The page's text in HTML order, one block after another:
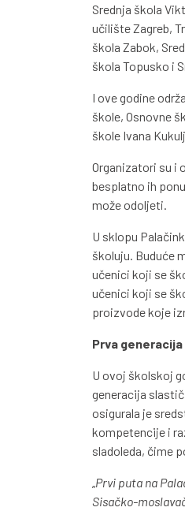
Srednja škola
učilište Zagreb,
škola Zabok,
škola Topusko i
I ove godine
škole, Osnovne
škole Ivana
Organizatori su i
besplatno ih
može odoljeti.
U sklopu
školuju. Buduće
učenici koji se
učenici koji se
proizvode koje
Prva
U ovoj školskoj
generacija
osigurala je
kompetencije i
sladoleda, čime
Prvi puta na
Sisačko-